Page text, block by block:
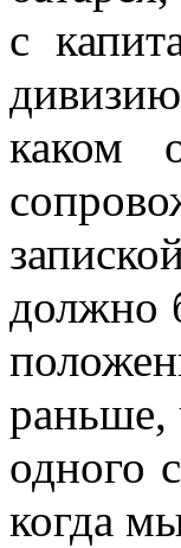
с
каком
должно
раньше,
одного
когда